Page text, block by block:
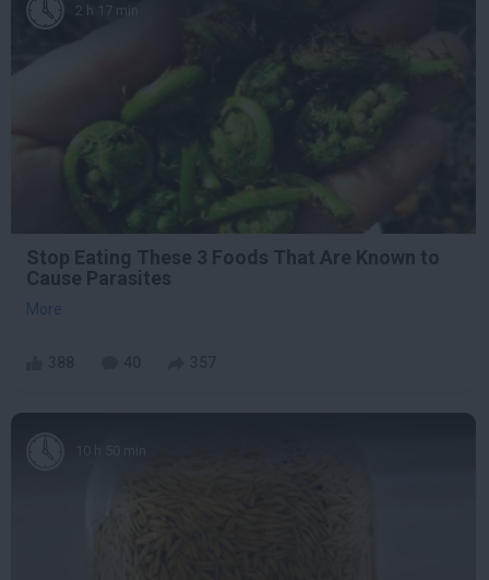
2 h 17 min
Stop Eating These 3 Foods That Are Known to
Cause Parasites
More